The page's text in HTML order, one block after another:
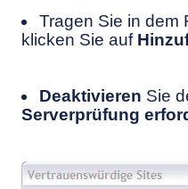
Tragen Sie in dem
klicken Sie auf
Deaktivieren Sie
Serverprüfung